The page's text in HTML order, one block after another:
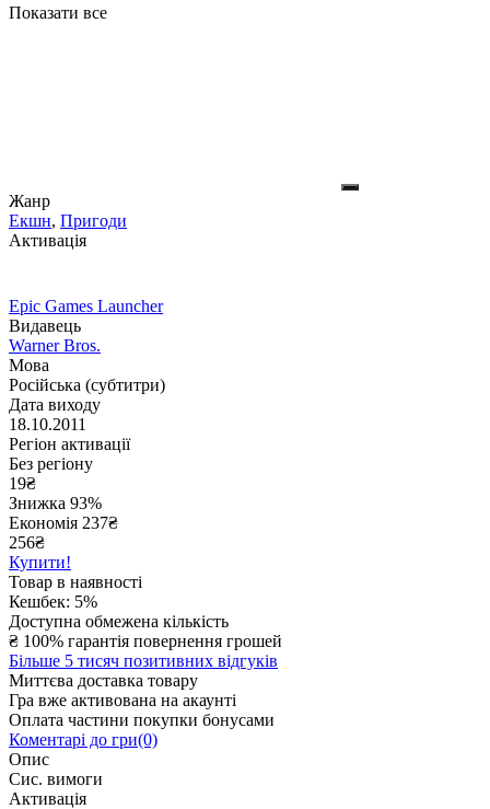
Показати все
Жанр
Екшн, Пригоди
Активація
Epic Games Launcher
Видавець
Warner Bros.
Мова
Російська (субтитри)
Дата виходу
18.10.2011
Регіон активації
Без регіону
19₴
Знижка 93%
Економія 237₴
256₴
Купити!
Товар в наявності
Кешбек: 5%
Доступна обмежена кількість
₴ 100% гарантія повернення грошей
Більше 5 тисяч позитивних відгуків
Миттєва доставка товару
Гра вже активована на акаунті
Оплата частини покупки бонусами
Коментарі до гри(0)
Опис
Сис. вимоги
Активація